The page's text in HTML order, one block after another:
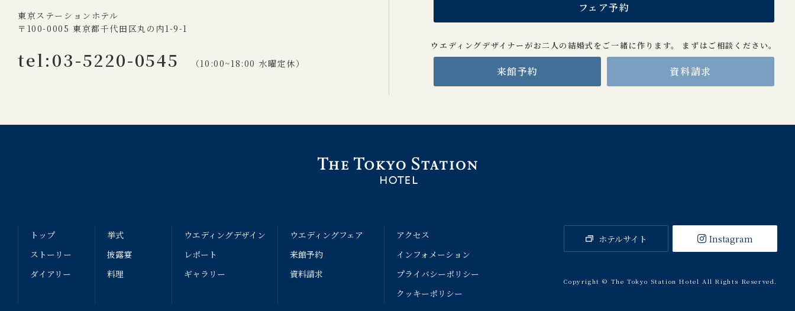
フェア予約
ウエディングデザイナーがお二人の結婚式をご一緒に作ります。 まずはご相談ください。
来館予約 資料請求
東京ステーションホテル
〒100-0005 東京都千代田区丸の内1-9-1
tel:03-5220-0545 （10:00~18:00 水曜定休）
トップ
ストーリー
ダイアリー
挙式
披露宴
料理
ウエディングデザイン
レポート
ギャラリー
ウエディングフェア
来館予約
資料請求
アクセス
インフォメーション
プライバシーポリシー
クッキーポリシー
ホテルサイト Instagram
Copyright © The Tokyo Station Hotel All Rights Reserved.